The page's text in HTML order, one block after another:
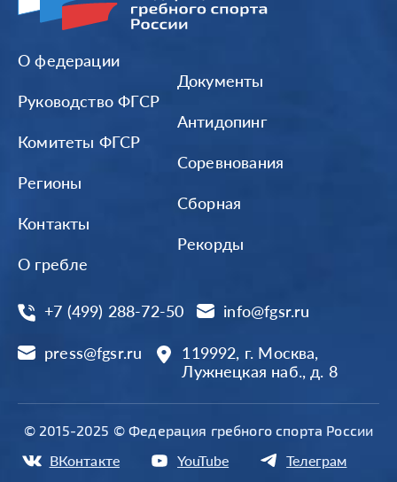
О федерации
Руководство ФГСР
Комитеты ФГСР
Регионы
Контакты
О гребле
Документы
Антидопинг
Соревнования
Сборная
Рекорды
+7 (499) 288-72-50 info@fgsr.ru
press@fgsr.ru
119992, г. Москва,
Лужнецкая наб., д. 8
© 2015-2025 © Федерация гребного спорта России
ВКонтакте YouTube Телеграм